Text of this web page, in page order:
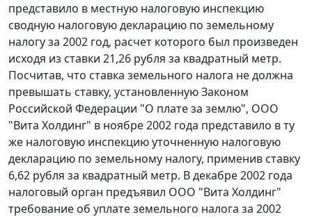
представило в местную налоговую инспекцию
сводную налоговую декларацию по земельному
налогу за 2002 год, расчет которого был произведен
исходя из ставки 21,26 рубля за квадратный метр.
Посчитав, что ставка земельного налога не должна
превышать ставку, установленную Законом
Российской Федерации "О плате за землю", ООО
"Вита Холдинг" в ноябре 2002 года представило в ту
же налоговую инспекцию уточненную налоговую
декларацию по земельному налогу, применив ставку
6,62 рубля за квадратный метр. В декабре 2002 года
налоговый орган предъявил ООО "Вита Холдинг"
требование об уплате земельного налога за 2002